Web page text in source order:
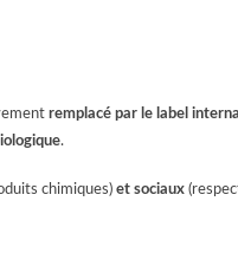
remplacé par le label
.
chimiques) et sociaux